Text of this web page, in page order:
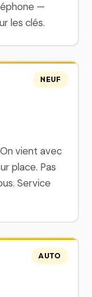
—
les clés.
vient avec
place. Pas
Service
NEUF
AUTO